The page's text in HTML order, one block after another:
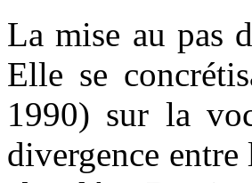
La mise au pas
Elle se
1990) sur la
divergence